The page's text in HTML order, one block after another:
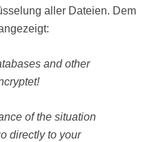
aller Dateien. Dem
and other
of the situation
directly to your